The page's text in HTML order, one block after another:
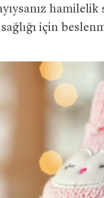
hamilelik
için